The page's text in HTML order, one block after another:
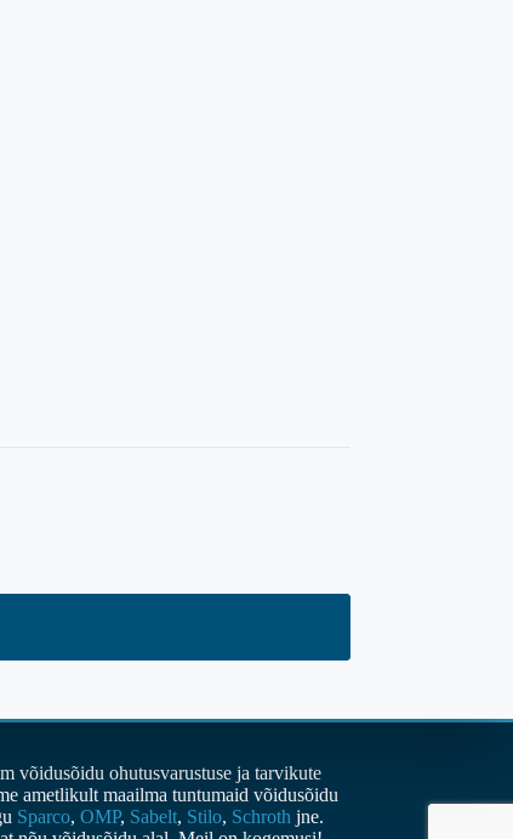
võidusõidu ohutusvarustuse ja tarvikute
ametlikult maailma tuntumaid võidusõidu
Sparco, OMP, Sabelt, Stilo, Schroth jne.